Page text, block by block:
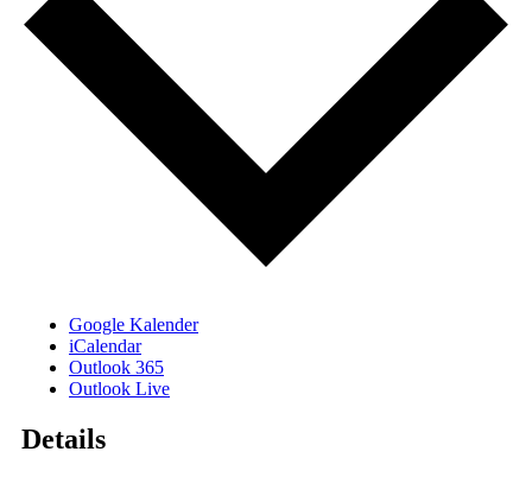
Google Kalender
iCalendar
Outlook 365
Outlook Live
Details